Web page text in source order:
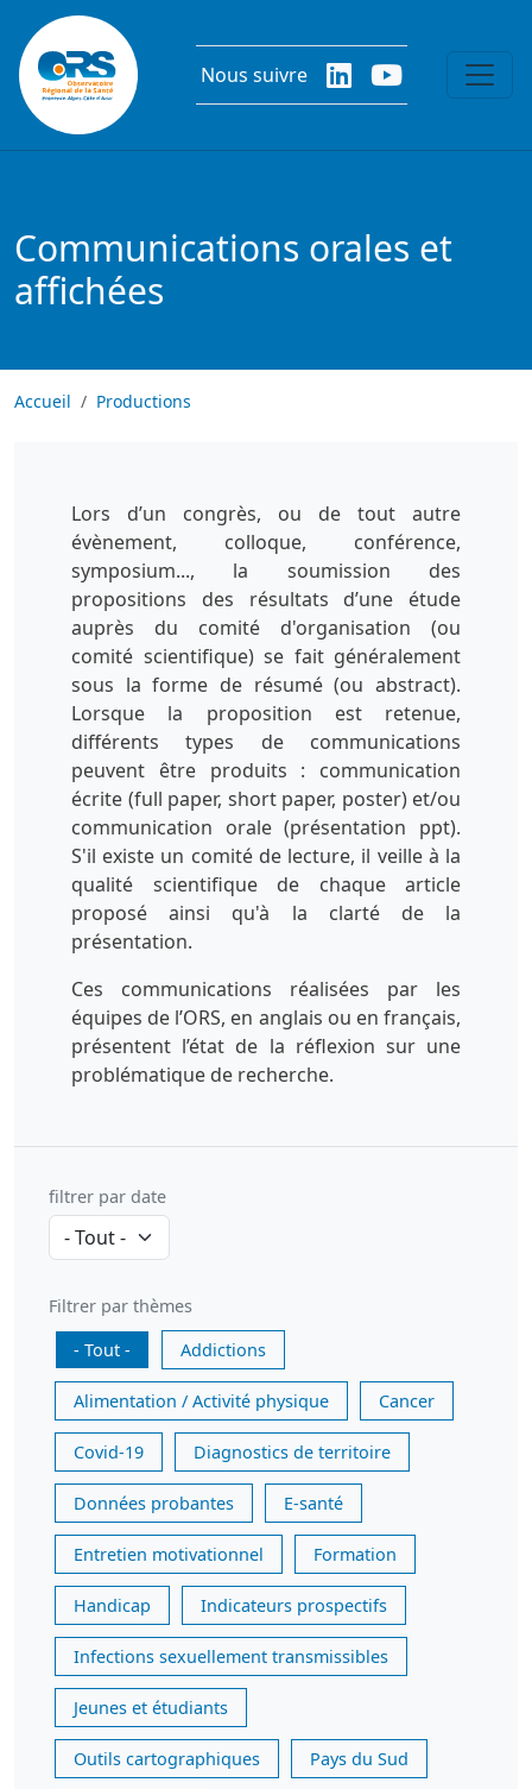
Aller au contenu principal
Nous suivre
Communications orales et
affichées
Accueil Productions
Lors d’un congrès, ou de tout autre
évènement, colloque, conférence,
symposium..., la soumission des
propositions des résultats d’une étude
auprès du comité d'organisation (ou
comité scientifique) se fait généralement
sous la forme de résumé (ou abstract).
Lorsque la proposition est retenue,
différents types de communications
peuvent être produits : communication
écrite (full paper, short paper, poster) et/ou
communication orale (présentation ppt).
S'il existe un comité de lecture, il veille à la
qualité scientifique de chaque article
proposé ainsi qu'à la clarté de la
présentation.
Ces communications réalisées par les
équipes de l’ORS, en anglais ou en français,
présentent l’état de la réflexion sur une
problématique de recherche.
filtrer par date
Filtrer par thèmes
- Tout -
Addictions
Alimentation / Activité physique Cancer
Covid-19 Diagnostics de territoire
Données probantes E-santé
Entretien motivationnel Formation
Handicap Indicateurs prospectifs
Infections sexuellement transmissibles
Jeunes et étudiants
Outils cartographiques Pays du Sud